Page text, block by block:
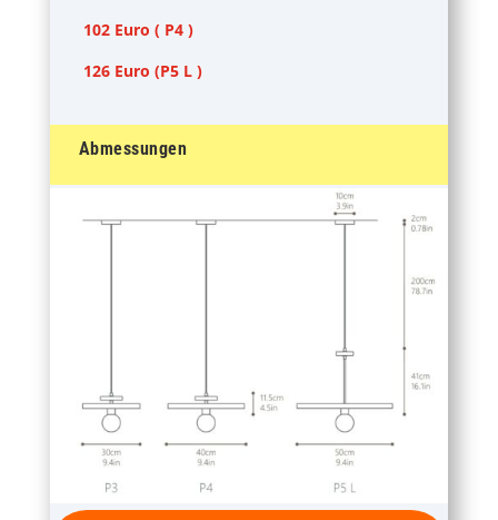
102 Euro ( P4 )
126 Euro (P5 L )
Abmessungen